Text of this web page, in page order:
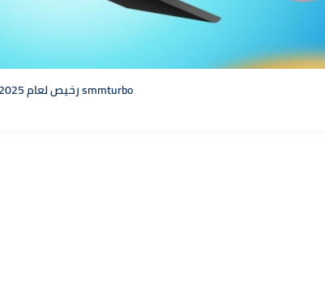
أفضل سوق SMM رخيص لعام 2025 – جودة عالية بأسعار منخفضة مع smmturbo